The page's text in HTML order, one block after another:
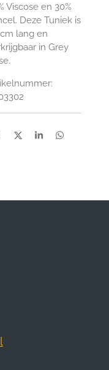
Viscose en 30%
Deze Tuniek is
lang en
in Grey
D
S
D